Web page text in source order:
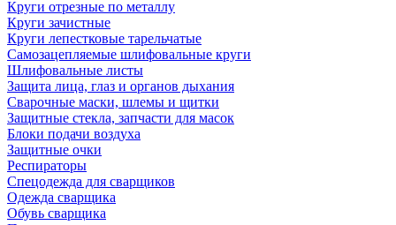
Круги отрезные по металлу
Круги зачистные
Круги лепестковые тарельчатые
Самозацепляемые шлифовальные круги
Шлифовальные листы
Защита лица, глаз и органов дыхания
Сварочные маски, шлемы и щитки
Защитные стекла, запчасти для масок
Блоки подачи воздуха
Защитные очки
Респираторы
Спецодежда для сварщиков
Одежда сварщика
Обувь сварщика